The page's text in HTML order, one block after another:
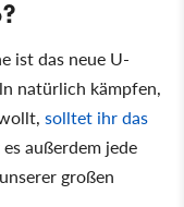
ist das neue U-
natürlich kämpfen,
solltet ihr das
außerdem jede
großen